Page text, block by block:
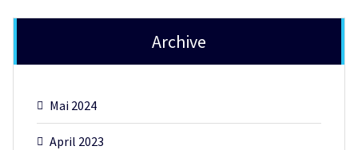
Archive
Mai 2024
April 2023